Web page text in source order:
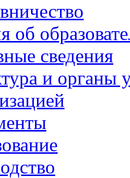
об
сведения
и органы